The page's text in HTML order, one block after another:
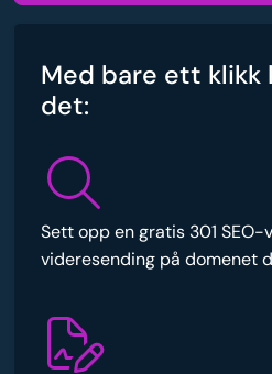
Med bare ett klikk
det:
Sett opp en gratis 301 SEO-
videresending på domenet